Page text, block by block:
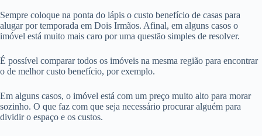
Sempre coloque na ponta do lápis o custo benefício de casas para
alugar por temporada em Dois Irmãos. Afinal, em alguns casos o
imóvel está muito mais caro por uma questão simples de resolver.
É possível comparar todos os imóveis na mesma região para encontrar
o de melhor custo benefício, por exemplo.
Em alguns casos, o imóvel está com um preço muito alto para morar
sozinho. O que faz com que seja necessário procurar alguém para
dividir o espaço e os custos.